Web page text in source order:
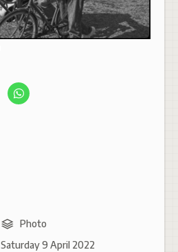
Photo
Saturday 9 April 2022